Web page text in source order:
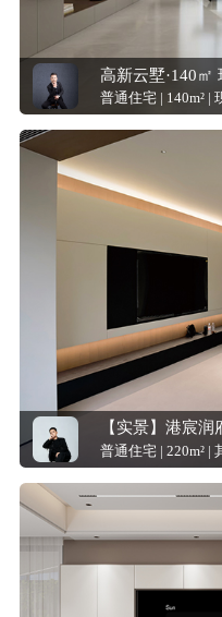
高新云墅·140㎡
普通住宅 | 140m² |
【实景】港宸
普通住宅 | 220m² |